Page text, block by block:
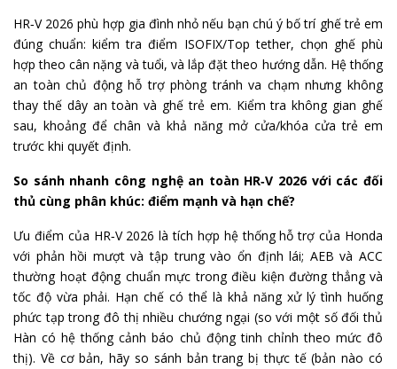
HR‑V 2026 phù hợp gia đình nhỏ nếu bạn chú ý bố trí ghế trẻ em
đúng chuẩn: kiểm tra điểm ISOFIX/Top tether, chọn ghế phù
hợp theo cân nặng và tuổi, và lắp đặt theo hướng dẫn. Hệ thống
an toàn chủ động hỗ trợ phòng tránh va chạm nhưng không
thay thế dây an toàn và ghế trẻ em. Kiểm tra không gian ghế
sau, khoảng để chân và khả năng mở cửa/khóa cửa trẻ em
trước khi quyết định.
So sánh nhanh công nghệ an toàn HR‑V 2026 với các đối
thủ cùng phân khúc: điểm mạnh và hạn chế?
Ưu điểm của HR‑V 2026 là tích hợp hệ thống hỗ trợ của Honda
với phản hồi mượt và tập trung vào ổn định lái; AEB và ACC
thường hoạt động chuẩn mực trong điều kiện đường thẳng và
tốc độ vừa phải. Hạn chế có thể là khả năng xử lý tình huống
phức tạp trong đô thị nhiều chướng ngại (so với một số đối thủ
Hàn có hệ thống cảnh báo chủ động tinh chỉnh theo mức đô
thị). Về cơ bản, hãy so sánh bản trang bị thực tế (bản nào có